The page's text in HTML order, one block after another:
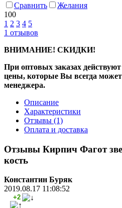
Сравнить
Желания
100
1 2 3 4 5
1 отзывов
ВНИМАНИЕ! СКИДКИ!
При оптовых заказах
цены, которые Вы всегда
менеджера.
Описание
Характеристики
Отзывы (1)
Оплата и доставка
Отзывы Кирпич Фагот
кость
Константин Буряк
2019.08.17 11:08:52
+2